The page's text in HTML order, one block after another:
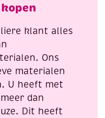
aantal
klant alles
Ons
materialen
U heeft met
dan
Dit heeft